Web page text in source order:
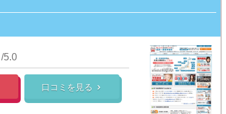
/5.0
口コミを見る 